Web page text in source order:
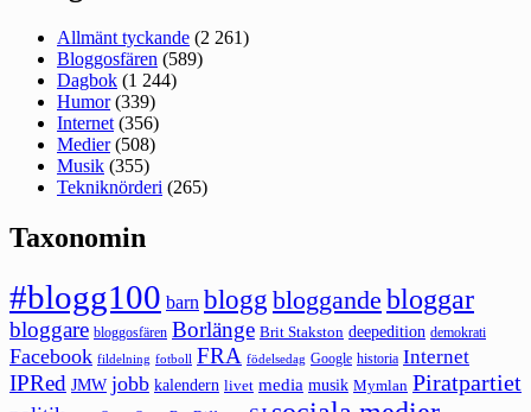
Allmänt tyckande (2 261)
Bloggosfären (589)
Dagbok (1 244)
Humor(339)
Internet (356)
Medier(508)
Musik (355)
Tekniknörderi (265)
Taxonomin
#blogg100 barn blogg bloggande bloggar
bloggare bloggosfären Borlänge Brit Stakston deepedition demokrati
Facebook fildelning fotboll FRA födelsedag Google historia Internet
IPRed JMW jobb kalendern livet media musik Mymlan Piratpartiet